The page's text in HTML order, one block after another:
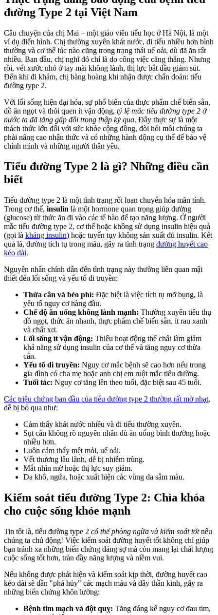
đường Type 2 tại Việt Nam
Câu chuyện của chị Mai – một giáo viên tiểu học ở Hà Nội, là một
ví dụ điển hình. Chị thường xuyên khát nước, đi tiểu nhiều hơn bình
thường và cơ thể lúc nào cũng trong trạng thái uể oải, dù đã ăn rất
nhiều. Ban đầu, chị nghĩ đó chỉ là do công việc căng thẳng. Nhưng
rồi, vết xước nhỏ ở tay mãi không lành, thị lực bắt đầu giảm sút.
Đến khi đi khám, chị bàng hoàng khi nhận được chẩn đoán: tiểu
đường type 2.
Với lối sống hiện đại hóa, sự phổ biến của thực phẩm chế biến sẵn,
đồ ăn ngọt và thói quen ít vận động, tỷ lệ mắc tiểu đường type 2 ở
nước ta đã tăng gấp đôi trong thập kỷ qua. Đây thực sự là một
thách thức lớn đối với sức khỏe cộng đồng, đòi hỏi mỗi chúng ta
phải nâng cao nhận thức và có những hành động cụ thể để bảo vệ
chính mình và những người thân yêu.
Tiểu đường Type 2 là gì? Những điều cần
biết
Tiểu đường type 2 là một tình trạng rối loạn chuyển hóa mãn tính.
Trong cơ thể, insulin là một hormone quan trọng giúp đường
(glucose) từ thức ăn đi vào các tế bào để tạo năng lượng. Ở người
mắc tiểu đường type 2, cơ thể hoặc không sử dụng insulin hiệu quả
(gọi là kháng insulin) hoặc tuyến tụy không sản xuất đủ insulin. Kết
quả là, đường tích tụ trong máu, gây ra tình trạng đường huyết cao
kéo dài.
Nguyên nhân chính dẫn đến tình trạng này thường liên quan mật
thiết đến lối sống và yếu tố di truyền:
Thừa cân và béo phì: Đặc biệt là việc tích tụ mỡ bụng, là
yếu tố nguy cơ hàng đầu.
Chế độ ăn uống không lành mạnh: Thường xuyên tiêu thụ
đồ ngọt, thức ăn nhanh, thực phẩm chế biến sẵn, ít rau xanh
và chất xơ.
Lối sống ít vận động: Thiếu hoạt động thể chất làm giảm
khả năng sử dụng insulin của cơ thể và tăng nguy cơ thừa
cân.
Yếu tố di truyền: Nguy cơ mắc bệnh sẽ cao hơn nếu trong
gia đình có cha mẹ hoặc anh chị em ruột mắc tiểu đường.
Tuổi tác: Nguy cơ tăng lên theo tuổi, đặc biệt sau 45 tuổi.
Các triệu chứng ban đầu của tiểu đường type 2 thường rất mờ nhạt,
dễ bị bỏ qua như:
Cảm thấy khát nước nhiều và đi tiểu thường xuyên.
Sụt cân không rõ nguyên nhân dù ăn uống bình thường hoặc
nhiều hơn.
Luôn cảm thấy mệt mỏi, uể oải.
Vết thương lâu lành, dễ bị nhiễm trùng.
Mắt nhìn mờ hoặc thị lực suy giảm.
Da khô, ngứa, hoặc xuất hiện các vùng da sẫm màu.
Kiểm soát tiểu đường Type 2: Chìa khóa
cho cuộc sống khỏe mạnh
Tin tốt là, tiểu đường type 2 có thể phòng ngừa và kiểm soát tốtnếu
chúng ta chủ động! Việc kiểm soát đường huyết tốt không chỉ giúp
bạn tránh xa những biến chứng đáng sợ mà còn mang lại chất lượng
cuộc sống tốt hơn, tràn đầy năng lượng và niềm vui.
Nếu không được phát hiện và kiểm soát kịp thời, đường huyết cao
kéo dài sẽ dần "phá hủy" các mạch máu và dây thần kinh, gây ra
những biến chứng khôn lường:
Bệnh tim mạch và đột quỵ: Tăng đáng kể nguy cơ đau tim,